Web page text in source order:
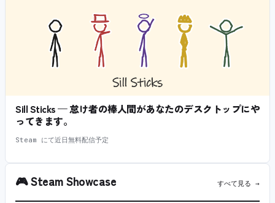
Sill Sticks — 怠け者の棒人間があなたのデスクトップにや
ってきます。
Steam にて近日無料配信予定
🎮Steam Showcase すべて見る →